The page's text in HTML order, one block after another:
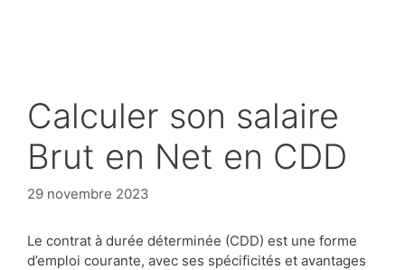
Calculer son salaire
Brut en Net en CDD
29 novembre 2023
Le contrat à durée déterminée (CDD) est une forme
d’emploi courante, avec ses spécificités et avantages